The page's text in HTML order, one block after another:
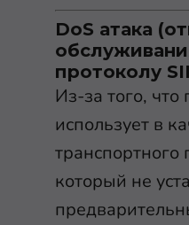
DoS атака
протоколу
Из-за того, что
использует в
транспортного
который не